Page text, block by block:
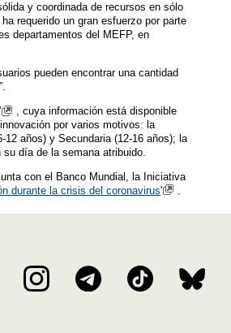
y coordinada de recursos en sólo
requerido un gran esfuerzo por parte
departamentos del MEFP, en
pueden encontrar una cantidad
'
, cuya información está disponible
por varios motivos: la
años) y Secundaria (12-16 años); la
día de la semana atribuido.
con el Banco Mundial, la Iniciativa
durante la crisis del coronavirus'